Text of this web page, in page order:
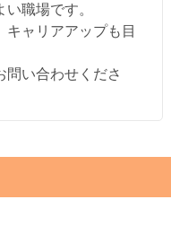
職場です。
ャリアアップも目
問い合わせくださ